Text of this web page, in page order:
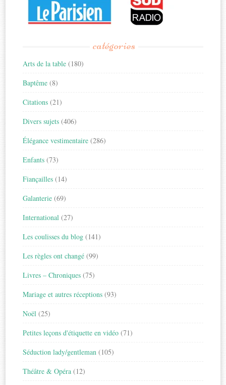
catégories
Arts de la table (180)
Baptême (8)
Citations (21)
Divers sujets (406)
Élégance vestimentaire (286)
Enfants (73)
Fiançailles (14)
Galanterie (69)
International (27)
Les coulisses du blog (141)
Les règles ont changé (99)
Livres – Chroniques (75)
Mariage et autres réceptions (93)
Noël (25)
Petites leçons d'étiquette en vidéo (71)
Séduction lady/gentleman (105)
Théâtre & Opéra (12)